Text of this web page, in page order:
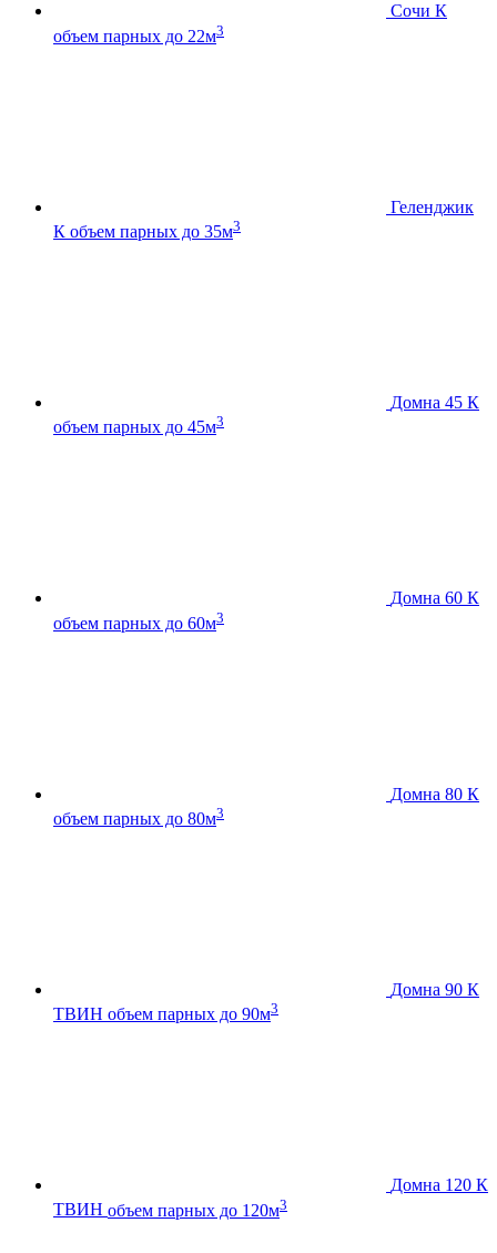
Сочи К
объем парных до 22м3
Геленджик
К объем парных до 35м3
Домна 45 К
объем парных до 45м3
Домна 60 К
объем парных до 60м3
Домна 80 К
объем парных до 80м3
Домна 90 К
ТВИН объем парных до 90м3
Домна 120 К
ТВИН объем парных до 120м3